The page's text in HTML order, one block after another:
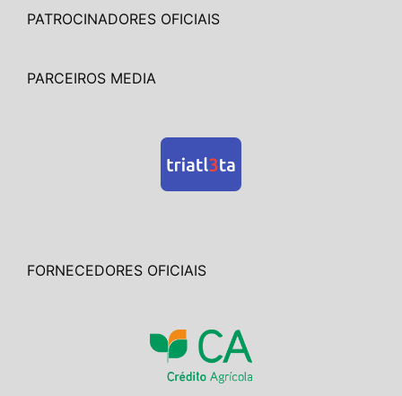
PATROCINADORES OFICIAIS
PARCEIROS MEDIA
FORNECEDORES OFICIAIS